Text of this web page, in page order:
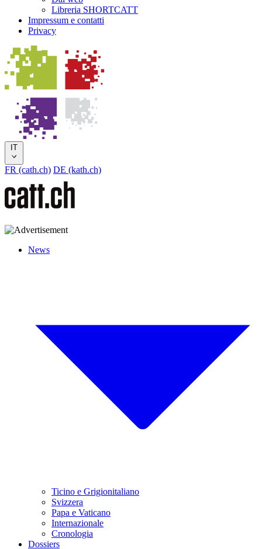
Libreria SHORTCATT
Impressum e contatti
Privacy
IT
FR (cath.ch) DE (kath.ch)
News
Ticino e Grigionitaliano
Svizzera
Papa e Vaticano
Internazionale
Cronologia
Dossiers